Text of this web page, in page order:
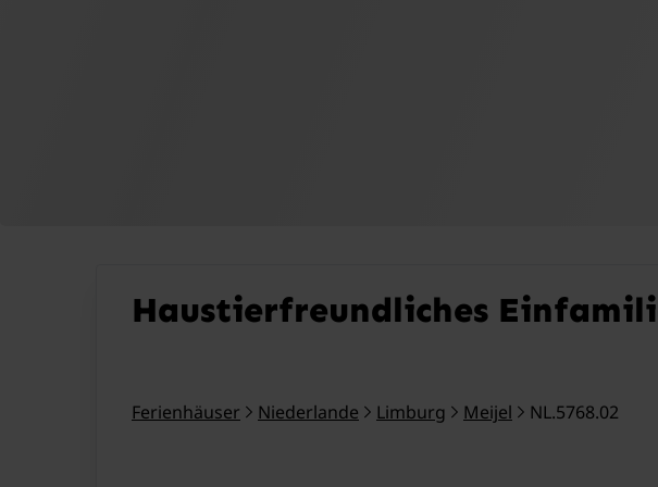
Haustierfreundliches
Ferienhäuser Niederlande Limburg Meijel NL.5768.02